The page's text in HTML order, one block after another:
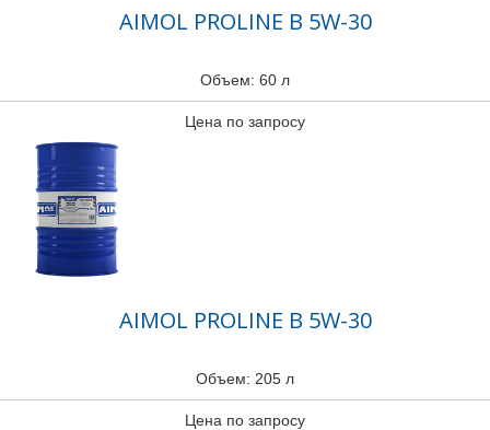
AIMOL PROLINE B 5W-30
Объем: 60 л
Цена по запросу
AIMOL PROLINE B 5W-30
Объем: 205 л
Цена по запросу